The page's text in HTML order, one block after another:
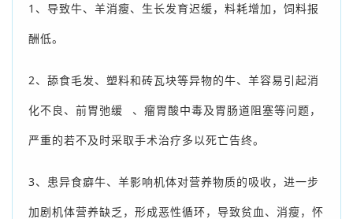
1、 导致牛、羊消瘦、生长发育迟缓，料耗增加，饲料报
酬低。
2、 舔食毛发、塑料和砖瓦块等异物的牛、羊容易引起消
化不良、 前胃弛缓
、瘤胃酸中毒及胃肠道阻塞等问题，
严重的若不及时采取手术治疗多以死亡告终。
3、 患异食癖牛、羊影响机体对营养物质的吸收，进一步
加剧机体营养缺乏，形成恶性循环，导致贫血、消瘦，怀